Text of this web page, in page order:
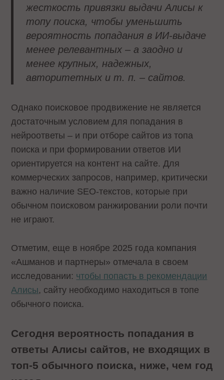
жесткость привязки выдачи Алисы к
топу поиска, чтобы уменьшить
вероятность попадания в ИИ-выдаче
менее релевантных – а заодно и
менее крупных, надежных,
авторитетных и т. п. – сайтов.
Однако поисковое продвижение не является
достаточным условием для попадания в
нейроответы – и при отборе сайтов из топа
поиска и при формировании ответов ИИ
ориентируется на контент на сайте. Для
коммерческих запросов, например, критически
важно наличие SEO-текстов, которые при
обычном поисковом ранжировании роли почти
не играют.
Отметим, еще в ноябре 2025 года компания
«Ашманов и партнеры» отмечала в своем
исследовании: чтобы попасть в рекомендации
Алисы, сайту необходимо находиться в топе
обычного поиска.
Сегодня вероятность попадания в
ответы Алисы сайтов, не входящих в
топ-5 обычного поиска, ниже, чем год